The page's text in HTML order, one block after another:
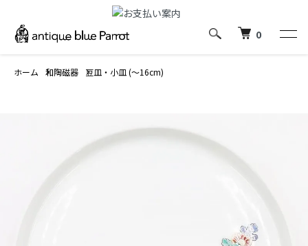
0
ホーム 和陶磁器 豆皿・小皿 (～16cm)